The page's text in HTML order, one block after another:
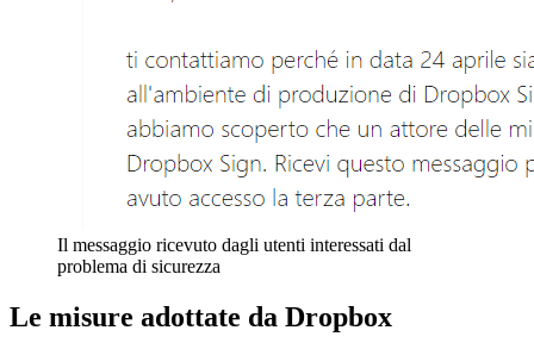
Il messaggio ricevuto dagli utenti interessati dal
problema di sicurezza
Le misure adottate da Dropbox